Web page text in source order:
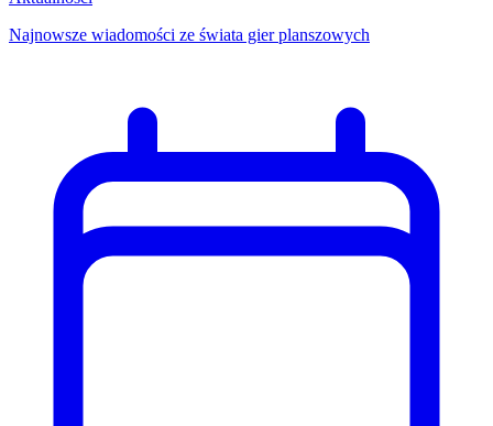
Najnowsze wiadomości ze świata gier planszowych